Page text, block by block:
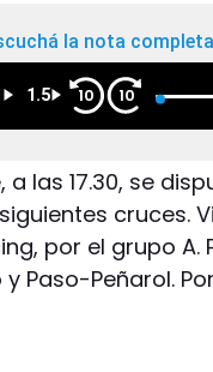
la nota completa
1.5 10 10
a las 17.30, se
cruces.
por el grupo A.
Paso-Peñarol.